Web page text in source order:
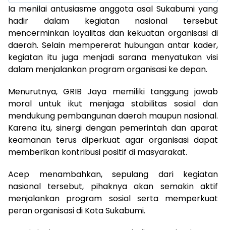
Ia menilai antusiasme anggota asal Sukabumi yang
hadir dalam kegiatan nasional tersebut
mencerminkan loyalitas dan kekuatan organisasi di
daerah. Selain mempererat hubungan antar kader,
kegiatan itu juga menjadi sarana menyatukan visi
dalam menjalankan program organisasi ke depan.
Menurutnya, GRIB Jaya memiliki tanggung jawab
moral untuk ikut menjaga stabilitas sosial dan
mendukung pembangunan daerah maupun nasional.
Karena itu, sinergi dengan pemerintah dan aparat
keamanan terus diperkuat agar organisasi dapat
memberikan kontribusi positif di masyarakat.
Acep menambahkan, sepulang dari kegiatan
nasional tersebut, pihaknya akan semakin aktif
menjalankan program sosial serta memperkuat
peran organisasi di Kota Sukabumi.